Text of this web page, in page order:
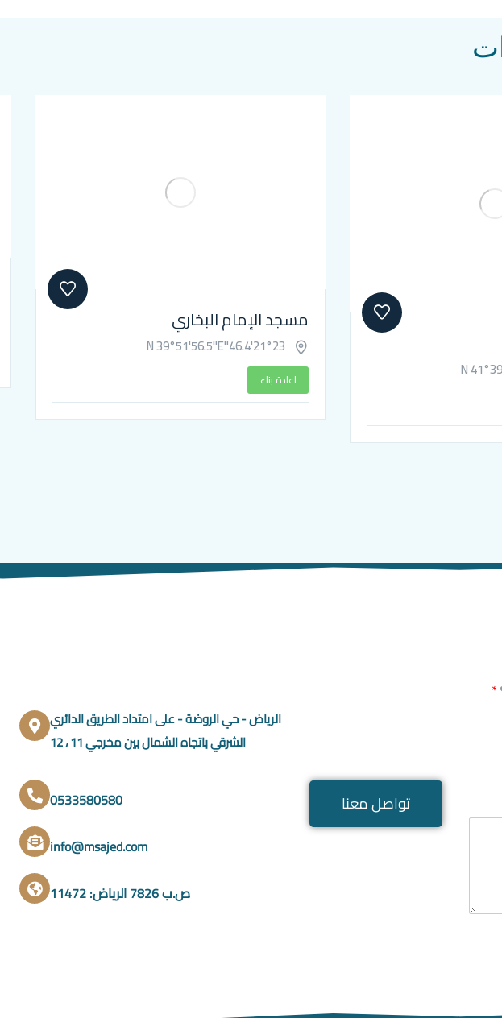
مسجد الإمام البخاري
اعادة بناء
*
تواصل معنا
الرياض - حي الروضة - على امتداد الطريق الدائري
الشرقي باتجاه الشمال بين مخرجي 11 ، 12
0533580580
info@msajed.com
ص.ب 7826 الرياض: 11472